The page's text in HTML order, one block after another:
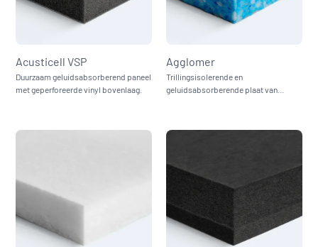
Acusticell VSP
Duurzaam geluidsabsorberend paneel
met geperforeerde vinyl bovenlaag.
Agglomer
Trillingsisolerende en
geluidsabsorberende plaat van